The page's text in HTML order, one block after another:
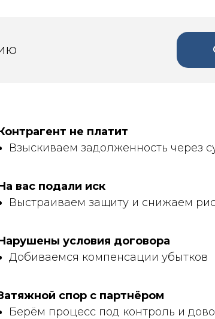
не платит
Взыскиваем задолженность через
вас подали иск
Выстраиваем защиту и снижаем
условия договора
Добиваемся компенсации убытков
спор с партнёром
Берём процесс под контроль и